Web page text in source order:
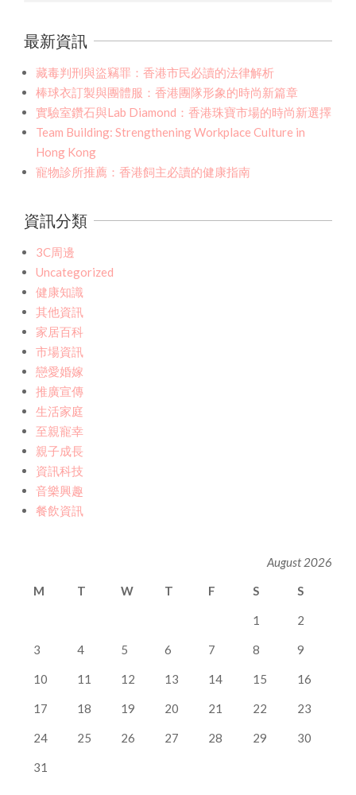
最新資訊
藏毒判刑與盜竊罪：香港市民必讀的法律解析
棒球衣訂製與團體服：香港團隊形象的時尚新篇章
實驗室鑽石與Lab Diamond：香港珠寶市場的時尚新選擇
Team Building: Strengthening Workplace Culture in
Hong Kong
寵物診所推薦：香港飼主必讀的健康指南
資訊分類
3C周邊
Uncategorized
健康知識
其他資訊
家居百科
市場資訊
戀愛婚嫁
推廣宣傳
生活家庭
至親寵幸
親子成長
資訊科技
音樂興趣
餐飲資訊
August 2026
M
T W T F S S
1 2
3 4 5 6 7 8 9
10 11 12 13 14 15 16
17 18 19 20 21 22 23
24 25 26 27 28 29 30
31